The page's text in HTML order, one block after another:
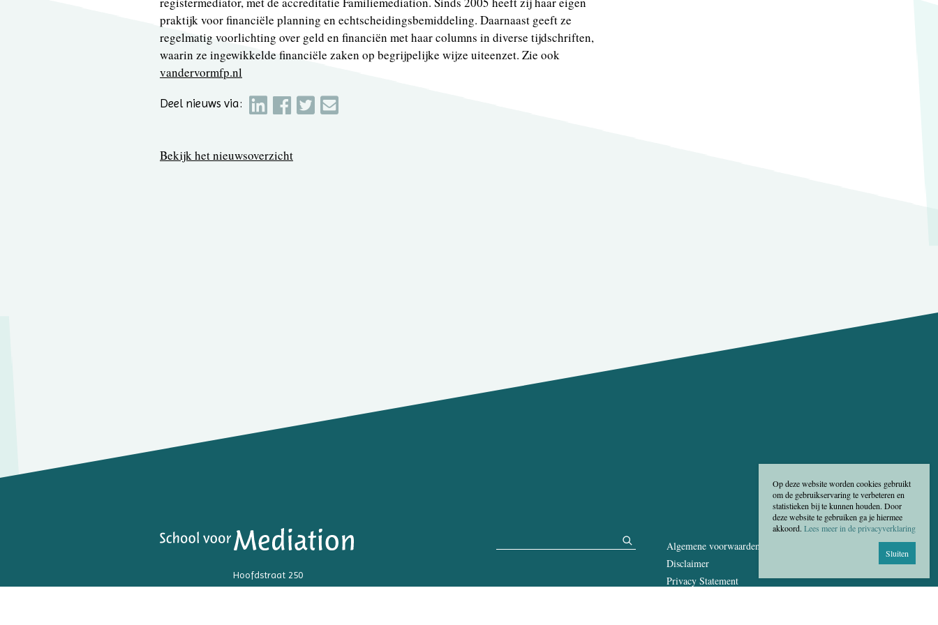
Op deze website worden cookies gebruikt
om de gebruikservaring te verbeteren en
statistieken bij te kunnen houden. Door
deze website te gebruiken ga je hiermee
akkoord. Lees meer in de privacyverklaring
Sluiten
praktijk voor financiële planning en echtscheidingsbemiddeling. Daarnaast geeft ze
regelmatig voorlichting over geld en financiën met haar columns in diverse tijdschriften,
waarin ze ingewikkelde financiële zaken op begrijpelijke wijze uiteenzet. Zie ook
vandervormfp.nl
Deel nieuws via:
Bekijk het nieuwsoverzicht
Hoofdstraat 250
Algemene voorwaarden
Disclaimer
Privacy Statement